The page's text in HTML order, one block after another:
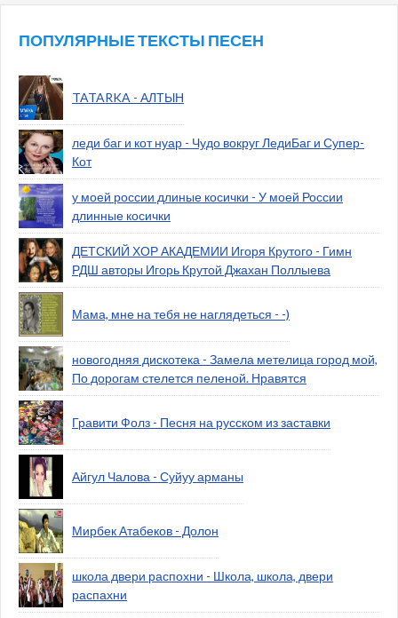
ПОПУЛЯРНЫЕ ТЕКСТЫ ПЕСЕН
TATARKA - АЛТЫН
леди баг и кот нуар - Чудо вокруг ЛедиБаг и Супер-
Кот
у моей россии длиные косички - У моей России
длинные косички
ДЕТСКИЙ ХОР АКАДЕМИИ Игоря Крутого - Гимн
РДШ авторы Игорь Крутой Джахан Поллыева
Мама, мне на тебя не наглядеться - -)
новогодняя дискотека - Замела метелица город мой,
По дорогам стелется пеленой. Нравятся
Гравити Фолз - Песня на русском из заставки
Айгул Чалова - Суйуу арманы
Мирбек Атабеков - Долон
школа двери распохни - Школа, школа, двери
распахни